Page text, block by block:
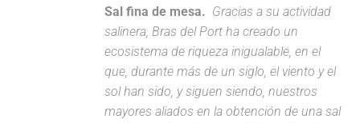
Sal fina de mesa. Gracias a su actividad
salinera, Bras del Port ha creado un
ecosistema de riqueza inigualable, en el
que, durante más de un siglo, el viento y el
sol han sido, y siguen siendo, nuestros
mayores aliados en la obtención de una sal